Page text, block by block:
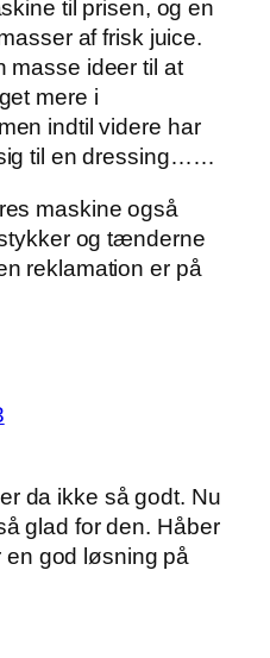
til prisen, og en
af frisk juice.
masse ideer til at
mere i
indtil videre har
til en dressing……
maskine også
og tænderne
reklamation er på
da ikke så godt. Nu
glad for den. Håber
en god løsning på